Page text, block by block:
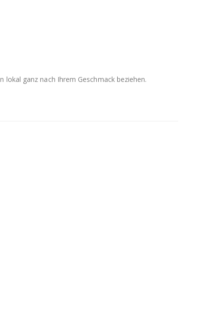
lokal ganz nach Ihrem Geschmack beziehen.